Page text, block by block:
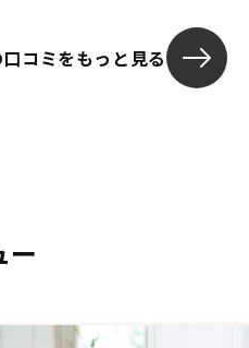
コミをもっと見る
ー